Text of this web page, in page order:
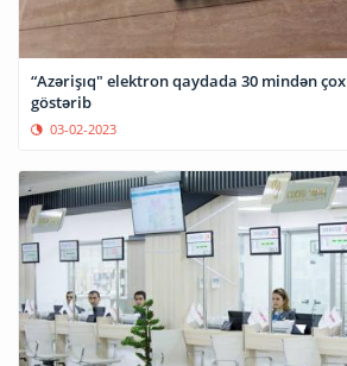
“Azərişıq" elektron qaydada 30 mindən
göstərib
03-02-2023